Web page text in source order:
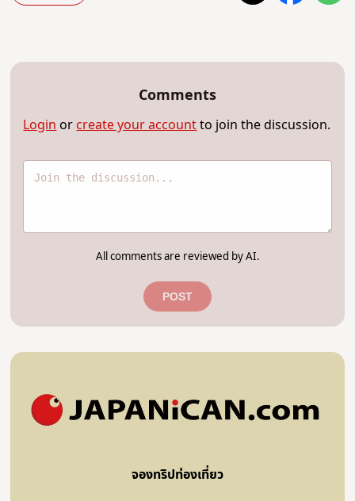
Comments
Loginorcreate your accountto join the discussion.
All comments are reviewed by AI.
POST
จองทริปท่องเที่ยว